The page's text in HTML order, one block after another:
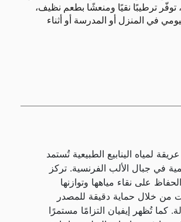
توفّر ترطيبًا نقيًا ومنعشًا بطعم نظيف،
في المنزل أو المدرسة أو أثناء
لمياه الينابيع الطبيعية تُستمد
في جبال الألب الفرنسية. تركز
على نقاء مياهها وتوازنها
من خلال حماية دقيقة للمصدر
كما تُظهر إيفيان التزامًا مستمرًا